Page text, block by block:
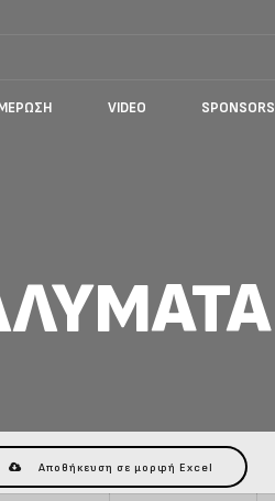
VIDEO SPONSORS
Αποθήκευση σε μορφή Excel